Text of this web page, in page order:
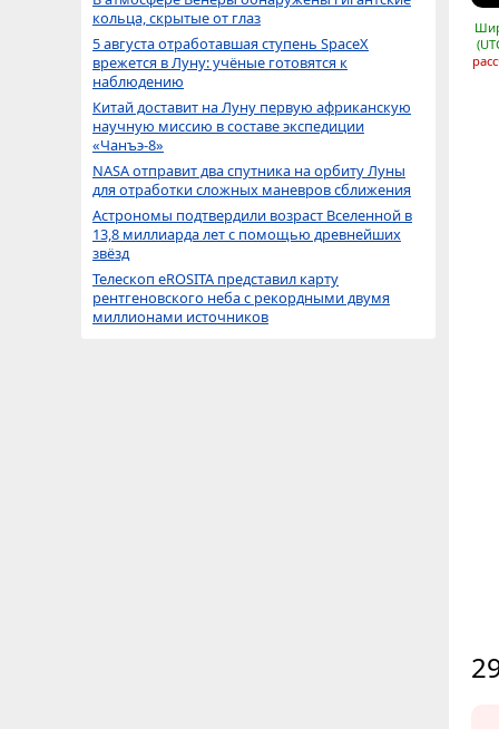
кольца, скрытые от глаз
5 августа отработавшая ступень SpaceX
врежется в Луну: учёные готовятся к
наблюдению
Китай доставит на Луну первую африканскую
научную миссию в составе экспедиции
«Чанъэ-8»
NASA отправит два спутника на орбиту Луны
для отработки сложных маневров сближения
Астрономы подтвердили возраст Вселенной в
13,8 миллиарда лет с помощью древнейших
звёзд
Телескоп eROSITA представил карту
рентгеновского неба с рекордными двумя
миллионами источников